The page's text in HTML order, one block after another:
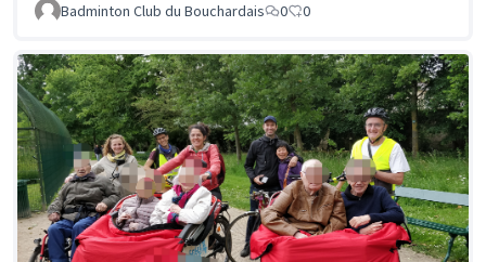
Badminton Club du Bouchardais 0 0